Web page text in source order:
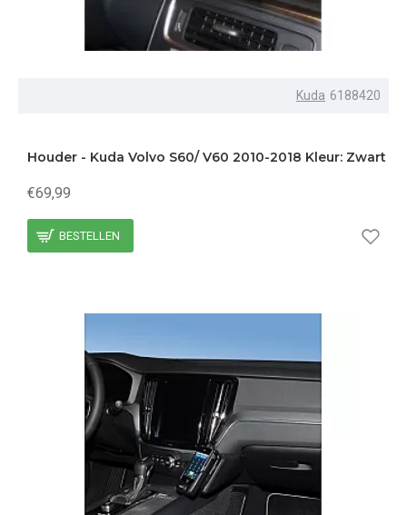
Kuda 6188420
Houder - Kuda Volvo S60/ V60 2010-2018 Kleur: Zwart
€69,99
BESTELLEN